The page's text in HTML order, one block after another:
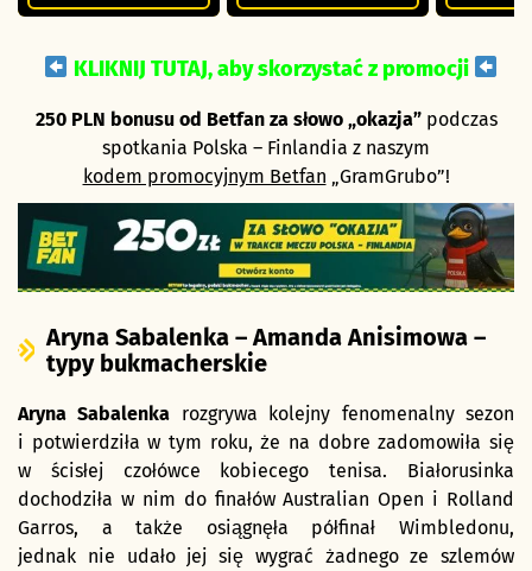
KLIKNIJ TUTAJ, aby skorzystać z promocji
250 PLN bonusu od Betfan za słowo „okazja” podczas
spotkania Polska – Finlandia z naszym
kodem promocyjnym Betfan „GramGrubo”!
Aryna Sabalenka – Amanda Anisimowa –
typy bukmacherskie
Aryna Sabalenka rozgrywa kolejny fenomenalny sezon
i potwierdziła w tym roku, że na dobre zadomowiła się
w ścisłej czołówce kobiecego tenisa. Białorusinka
dochodziła w nim do finałów Australian Open i Rolland
Garros, a także osiągnęła półfinał Wimbledonu,
jednak nie udało jej się wygrać żadnego ze szlemów